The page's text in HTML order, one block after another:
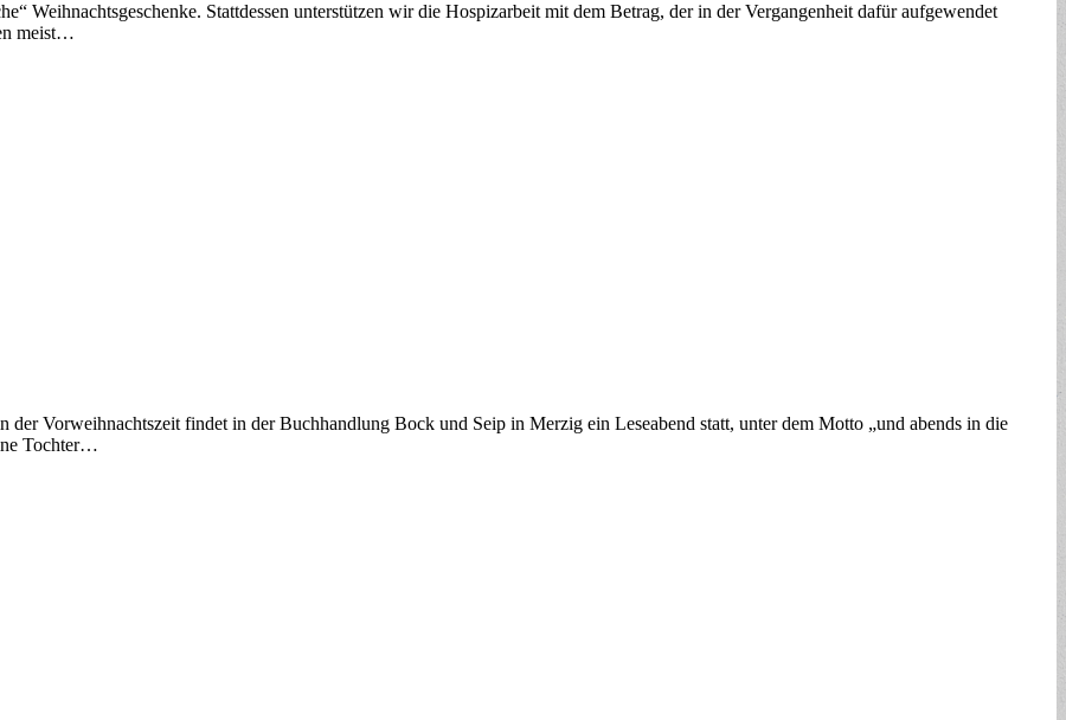
Weihnachtsgeschenke. Stattdessen unterstützen wir die Hospizarbeit mit dem Betrag, der in der Vergangenheit dafür aufgewendet
meist…
Vorweihnachtszeit findet in der Buchhandlung Bock und Seip in Merzig ein Leseabend statt, unter dem Motto „und abends in die
Tochter…